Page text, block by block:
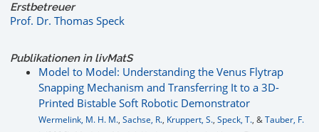
Erstbetreuer
Prof. Dr. Thomas Speck
Publikationen in livMatS
Model to Model: Understanding the Venus Flytrap
Snapping Mechanism and Transferring It to a 3D-
Printed Bistable Soft Robotic Demonstrator
Wermelink, M. H. M., Sachse, R., Kruppert, S., Speck, T., &Tauber, F.